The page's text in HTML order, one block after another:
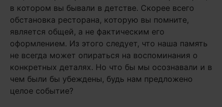
в котором вы бывали в детстве. Скорее всего
обстановка ресторана, которую вы помните,
является общей, а не фактическим его
оформлением. Из этого следует, что наша память
не всегда может опираться на воспоминания о
конкретных деталях. Но что бы мы осознавали и в
чем были бы убеждены, будь нам предложено
целое событие?